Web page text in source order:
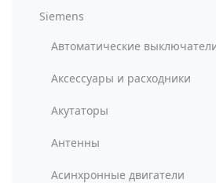
Siemens
Автоматические
Аксессуары и расходники
Акутаторы
Антенны
Асинхронные двигатели